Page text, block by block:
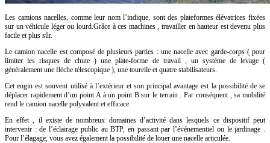
Les camions nacelles, comme leur nom l’indique, sont des plateformes élévatrices fixées
sur un véhicule léger ou lourd.Grâce à ces machines , travailler en hauteur est devenu plus
facile et plus sûr. ‍
Le camion nacelle est composé de plusieurs parties : une nacelle avec garde-corps ( pour
limiter les risques de chute ) une plate-forme de travail , un système de levage (
généralement une flèche télescopique ), une tourelle et quatre stabilisateurs.
Cet engin est souvent utilisé à l’extérieur et son principal avantage est la possibilité de se
déplacer rapidement d’un point A à un point B sur le terrain . Par conséquent , sa mobilité
rend le camion nacelle polyvalent et efficace.
En effet , il existe de nombreux domaines d’activité dans lesquels ce dispositif peut
intervenir : de l’éclairage public au BTP, en passant par l’événementiel ou le jardinage .
Pour l’élagage, vous avez également la possibilité de louer une nacelle articulée.